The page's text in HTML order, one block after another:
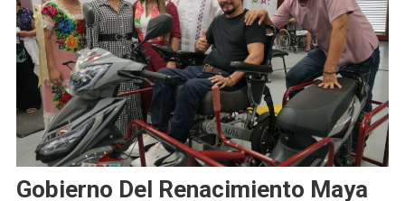
Gobierno Del Renacimiento Maya